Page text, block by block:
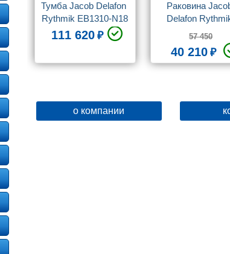
Тумба Jacob Delafon
Rythmik EB1310-N18
111 620
Раковина
Delafon
EXN112-Z 100
57 450
40 210
о компании